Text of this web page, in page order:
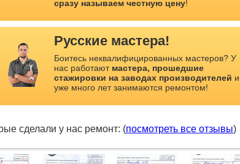
сразу называем честную цену!
Русские мастера!
Боитесь неквалифицированных мастеров? У
нас работают мастера, прошедшие
стажировки на заводах производителей и
уже много лет занимаются ремонтом!
сделали у нас ремонт: (посмотреть все отзывы)